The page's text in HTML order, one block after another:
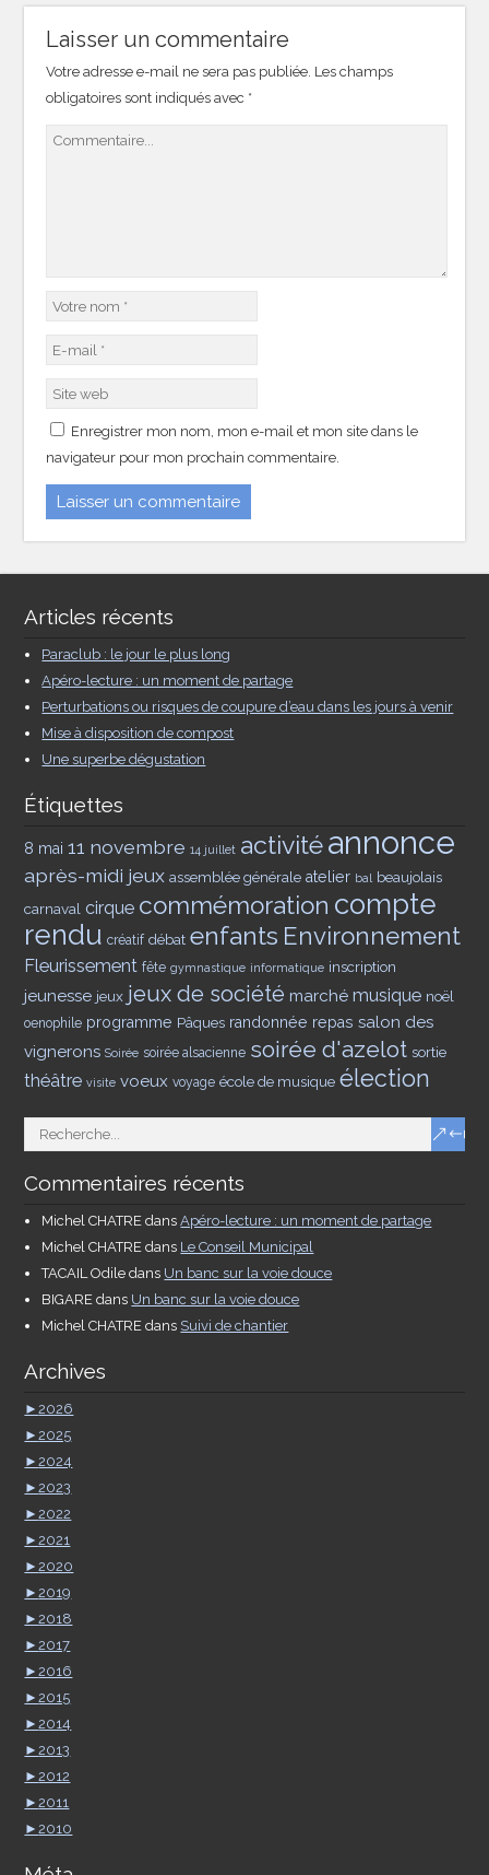
Laisser un commentaire
Votre adresse e-mail ne sera pas publiée. Les champs
obligatoires sont indiqués avec *
Enregistrer mon nom, mon e-mail et mon site dans le
navigateur pour mon prochain commentaire.
Articles récents
Paraclub : le jour le plus long
Apéro-lecture : un moment de partage
Perturbations ou risques de coupure d’eau dans les jours à venir
Mise à disposition de compost
Une superbe dégustation
Étiquettes
8 mai 11 novembre 14 juillet activitéannonce
après-midi jeux assemblée générale atelier bal beaujolais
carnaval cirque commémoration compte
rendu créatif débat enfants Environnement
Fleurissement fête gymnastique informatique inscription
jeunesse jeux jeux de société marché musique noël
oenophile programme Pâques randonnée repas salon des
vignerons Soirée soirée alsacienne soirée d'azelot sortie
théâtre visite voeux voyage école de musique élection
Commentaires récents
Michel CHATRE dansApéro-lecture : un moment de partage
Michel CHATRE dans Le Conseil Municipal
TACAIL Odile dans Un banc sur la voie douce
BIGARE dans Un banc sur la voie douce
Michel CHATRE dans Suivi de chantier
Archives
►2026
►2025
►2024
►2023
►2022
►2021
►2020
►2019
►2018
►2017
►2016
►2015
►2014
►2013
►2012
►2011
►2010